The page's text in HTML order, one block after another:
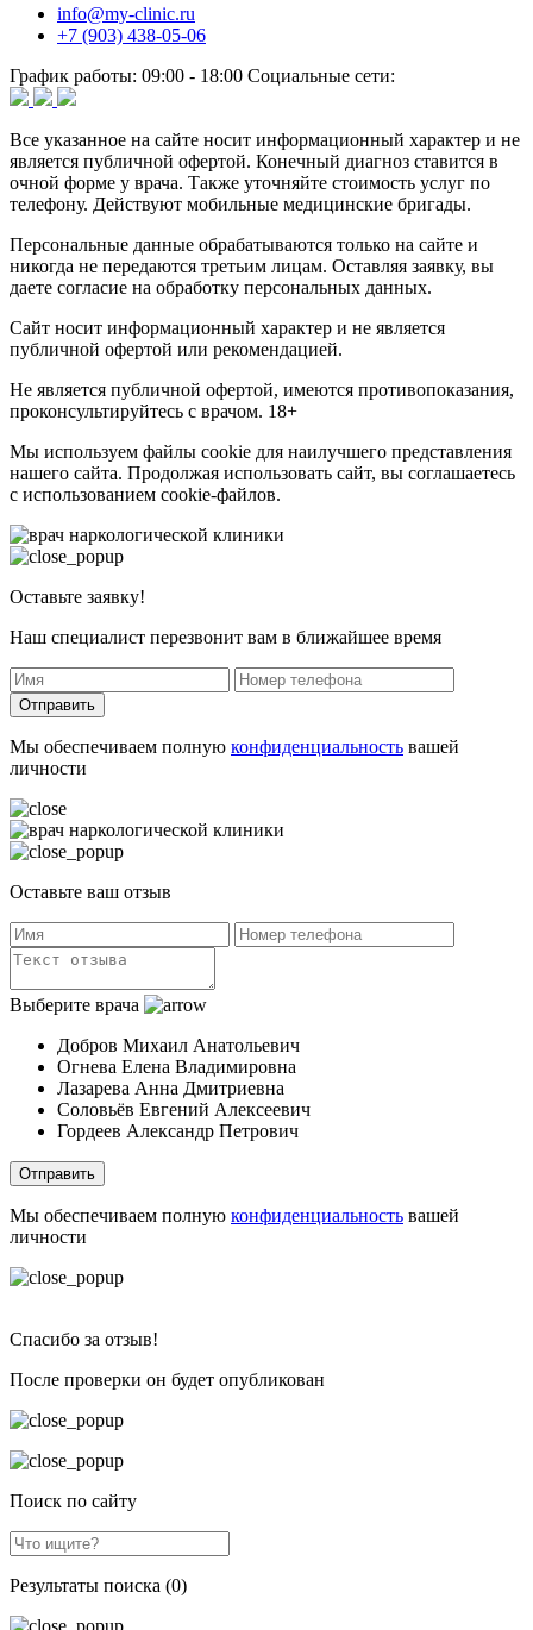
info@my-clinic.ru
+7 (903) 438-05-06
График работы: 09:00 - 18:00 Социальные сети:
Все указанное на сайте носит информационный характер и не
является публичной офертой. Конечный диагноз ставится в
очной форме у врача. Также уточняйте стоимость услуг по
телефону. Действуют мобильные медицинские бригады.
Персональные данные обрабатываются только на сайте и
никогда не передаются третьим лицам. Оставляя заявку, вы
даете согласие на обработку персональных данных.
Сайт носит информационный характер и не является
публичной офертой или рекомендацией.
Не является публичной офертой, имеются противопоказания,
проконсультируйтесь с врачом. 18+
Мы используем файлы cookie для наилучшего представления
нашего сайта. Продолжая использовать сайт, вы соглашаетесь
с использованием cookie-файлов.
Оставьте заявку!
Наш специалист перезвонит вам в ближайшее время
Отправить
Мы обеспечиваем полную конфиденциальность вашей
личности
Оставьте ваш отзыв
Выберите врача
Добров Михаил Анатольевич
Огнева Елена Владимировна
Лазарева Анна Дмитриевна
Соловьёв Евгений Алексеевич
Гордеев Александр Петрович
Отправить
Мы обеспечиваем полную конфиденциальность вашей
личности
Спасибо за отзыв!
После проверки он будет опубликован
Поиск по сайту
Результаты поиска (0)